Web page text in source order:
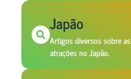
Japão
Artigos diversos sobre
atrações no Japão.